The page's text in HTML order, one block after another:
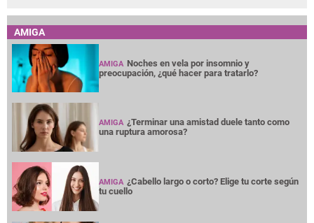
AMIGA
AMIGA Noches en vela por insomnio y
preocupación, ¿qué hacer para tratarlo?
AMIGA ¿Terminar una amistad duele tanto como
una ruptura amorosa?
AMIGA ¿Cabello largo o corto? Elige tu corte según
tu cuello